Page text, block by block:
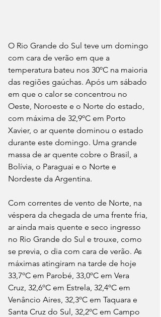
O Rio Grande do Sul teve um domingo
com cara de verão em que a
temperatura bateu nos 30ºC na maioria
das regiões gaúchas. Após um sábado
em que o calor se concentrou no
Oeste, Noroeste e o Norte do estado,
com máxima de 32,9ºC em Porto
Xavier, o ar quente dominou o estado
durante este domingo. Uma grande
massa de ar quente cobre o Brasil, a
Bolívia, o Paraguai e o Norte e
Nordeste da Argentina.
Com correntes de vento de Norte, na
véspera da chegada de uma frente fria,
ar ainda mais quente e seco ingresso
no Rio Grande do Sul e trouxe, como
se previa, o dia com cara de verão. As
máximas atingiram na tarde de hoje
33,7ºC em Parobé, 33,0ºC em Vera
Cruz, 32,6ºC em Estrela, 32,4ºC em
Venâncio Aires, 32,3ºC em Taquara e
Santa Cruz do Sul, 32,2ºC em Campo